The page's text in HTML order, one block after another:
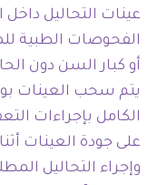
عينات التحاليل
الفحوصات الطبية
أو كبار السن دون
يتم سحب العينات
الكامل بإجراءات
على جودة العينات
وإجراء التحاليل